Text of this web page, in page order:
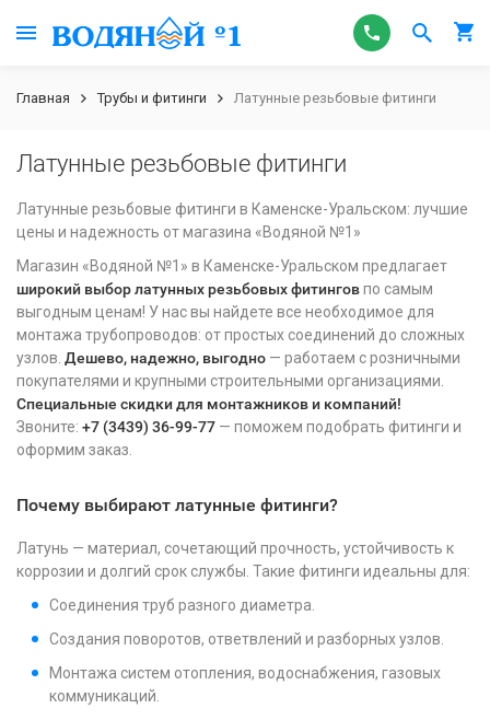
Главная Трубы и фитинги Латунные резьбовые фитинги
Латунные резьбовые фитинги
Латунные резьбовые фитинги в Каменске-Уральском: лучшие
цены и надежность от магазина «Водяной №1»
Магазин «Водяной №1» в Каменске-Уральском предлагает
широкий выбор латунных резьбовых фитинговпо самым
выгодным ценам! У нас вы найдете все необходимое для
монтажа трубопроводов: от простых соединений до сложных
узлов. Дешево, надежно, выгодно — работаем с розничными
покупателями и крупными строительными организациями.
Специальные скидки для монтажников и компаний!
Звоните: +7 (3439) 36-99-77 — поможем подобрать фитинги и
оформим заказ.
Почему выбирают латунные фитинги?
Латунь — материал, сочетающий прочность, устойчивость к
коррозии и долгий срок службы. Такие фитинги идеальны для:
Соединения труб разного диаметра.
Создания поворотов, ответвлений и разборных узлов.
Монтажа систем отопления, водоснабжения, газовых
коммуникаций.